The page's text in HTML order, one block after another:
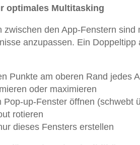
optimales Multitasking
zwischen den App-Fenstern
anzupassen. Ein
Punkte am oberen Rand jedes
oder maximieren
Pop-up-Fenster öffnen (schwebt
rotieren
dieses Fensters erstellen